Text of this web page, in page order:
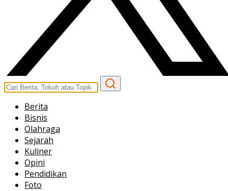
Berita
Bisnis
Olahraga
Sejarah
Kuliner
Opini
Pendidikan
Foto